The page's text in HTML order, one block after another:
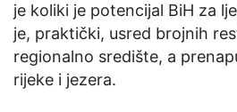
je koliki je potencijal BiH za
je, praktički, usred brojnih
regionalno središte, a
rijeke i jezera.